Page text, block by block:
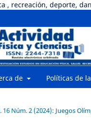
, recreación, deporte,
de Políticas de
16 Núm. 2 (2024): Juegos